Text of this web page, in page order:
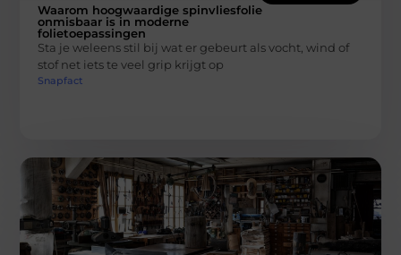
Waarom hoogwaardige spinvliesfolie
onmisbaar is in moderne
folietoepassingen
Sta je weleens stil bij wat er gebeurt als vocht, wind of
stof net iets te veel grip krijgt op
Snapfact